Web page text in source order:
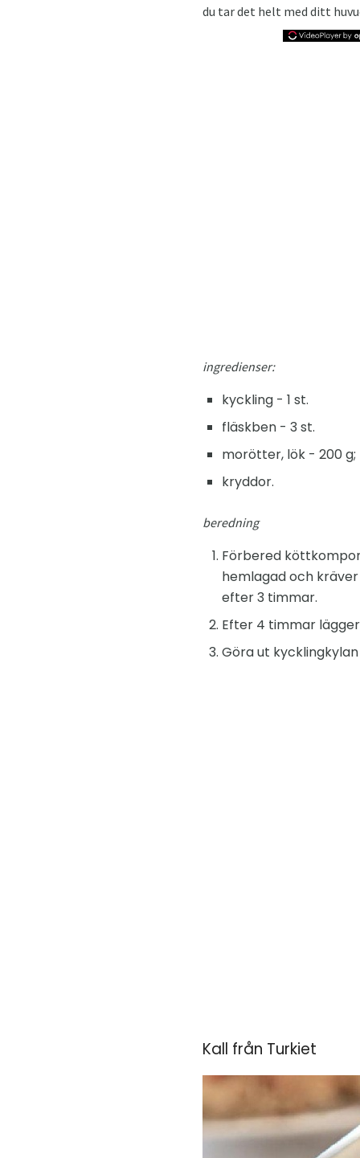
du tar det helt med ditt
ingredienser:
kyckling - 1 st.
fläskben - 3 st.
morötter, lök - 200 g;
kryddor.
beredning
Förbered
hemlagad och
efter 3 timmar.
Efter 4 timmar
Göra ut
Kall från Turkiet